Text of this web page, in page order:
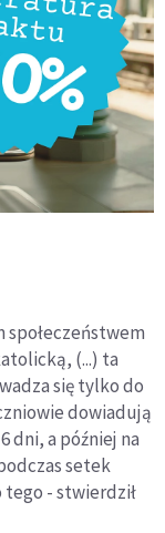
społeczeństwem
(...) ta
się tylko do
dowiadują
dni, a później na
setek
- stwierdził